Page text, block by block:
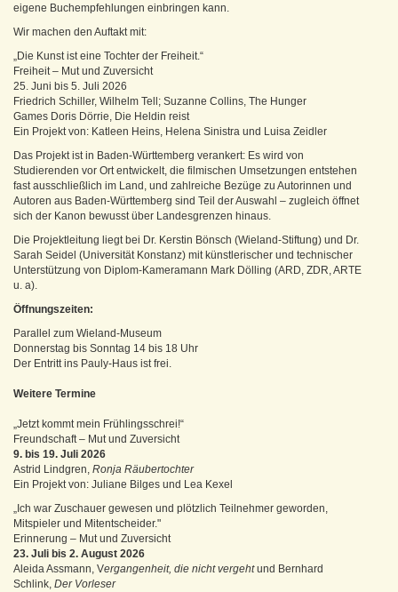
eigene Buchempfehlungen einbringen kann.
Wir machen den Auftakt mit:
„Die Kunst ist eine Tochter der Freiheit.“
Freiheit – Mut und Zuversicht
25. Juni bis 5. Juli 2026
Friedrich Schiller, Wilhelm Tell; Suzanne Collins, The Hunger
Games Doris Dörrie, Die Heldin reist
Ein Projekt von: Katleen Heins, Helena Sinistra und Luisa Zeidler
Das Projekt ist in Baden-Württemberg verankert: Es wird von
Studierenden vor Ort entwickelt, die filmischen Umsetzungen entstehen
fast ausschließlich im Land, und zahlreiche Bezüge zu Autorinnen und
Autoren aus Baden-Württemberg sind Teil der Auswahl – zugleich öffnet
sich der Kanon bewusst über Landesgrenzen hinaus.
Die Projektleitung liegt bei Dr. Kerstin Bönsch (Wieland-Stiftung) und Dr.
Sarah Seidel (Universität Konstanz) mit künstlerischer und technischer
Unterstützung von Diplom-Kameramann Mark Dölling (ARD, ZDR, ARTE
u. a).
Öffnungszeiten:
Parallel zum Wieland-Museum
Donnerstag bis Sonntag 14 bis 18 Uhr
Der Entritt ins Pauly-Haus ist frei.
Weitere Termine
„Jetzt kommt mein Frühlingsschrei!“
Freundschaft – Mut und Zuversicht
9. bis 19. Juli 2026
Astrid Lindgren, Ronja Räubertochter
Ein Projekt von: Juliane Bilges und Lea Kexel
„Ich war Zuschauer gewesen und plötzlich Teilnehmer geworden,
Mitspieler und Mitentscheider."
Erinnerung – Mut und Zuversicht
23. Juli bis 2. August 2026
Aleida Assmann, Vergangenheit, die nicht vergehtund Bernhard
Schlink, Der Vorleser